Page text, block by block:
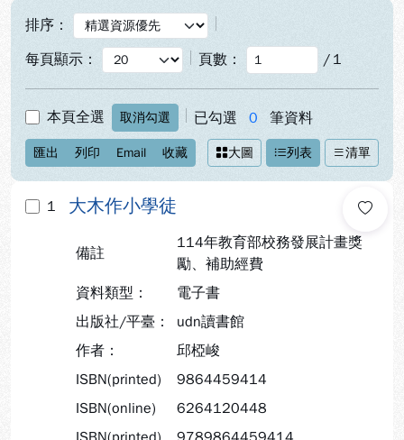
排序：
每頁顯示：
頁數： / 1
本頁全選 取消勾選 已勾選 0 筆資料
匯出 列印 Email 收藏 大圖 列表 清單
1 大木作小學徒
備註
114年教育部校務發展計畫獎
勵、補助經費
資料類型：
電子書
出版社/平臺：
udn讀書館
作者：
邱椏峻
ISBN(printed)
9864459414
ISBN(online)
6264120448